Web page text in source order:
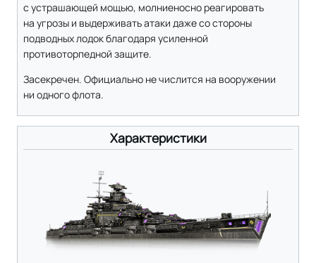
с устрашающей мощью, молниеносно реагировать
на угрозы и выдерживать атаки даже со стороны
подводных лодок благодаря усиленной
противоторпедной защите.
Засекречен. Официально не числится на вооружении
ни одного флота.
Характеристики